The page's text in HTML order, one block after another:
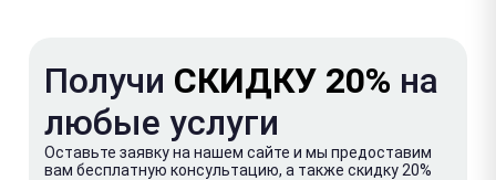
Получи СКИДКУ 20% на
любые услуги
Оставьте заявку на нашем сайте и мы предоставим
вам бесплатную консультацию, а также скидку 20%